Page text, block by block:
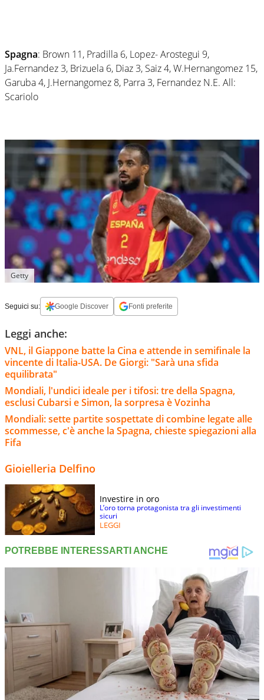
Spagna: Brown 11, Pradilla 6, Lopez- Arostegui 9,
Ja.Fernandez 3, Brizuela 6, Diaz 3, Saiz 4, W.Hernangomez 15,
Garuba 4, J.Hernangomez 8, Parra 3, Fernandez N.E. All:
Scariolo
Getty
Seguici su: Google Discover Fonti preferite
Leggi anche:
VNL, il Giappone batte la Cina e attende in semifinale la
vincente di Italia-USA. De Giorgi: "Sarà una sfida
equilibrata"
Mondiali, l'undici ideale per i tifosi: tre della Spagna,
esclusi Cubarsi e Simon, la sorpresa è Vozinha
Mondiali: sette partite sospettate di combine legate alle
scommesse, c'è anche la Spagna, chieste spiegazioni alla
Fifa
Gioielleria Delfino
Investire in oro
L’oro torna protagonista tra gli investimenti
sicuri
LEGGI